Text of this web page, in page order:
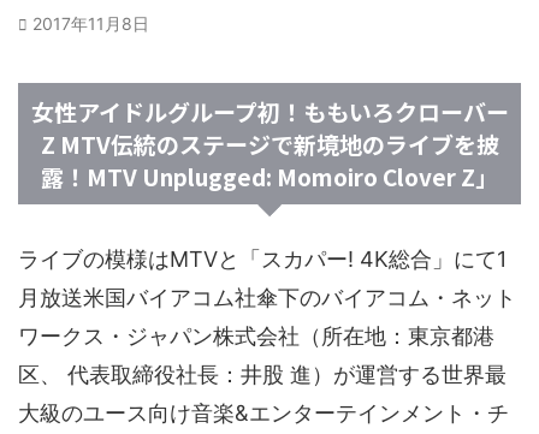
2017年11月8日
女性アイドルグループ初！ももいろクローバー
Z MTV伝統のステージで新境地のライブを披
露！MTV Unplugged: Momoiro Clover Z」
ライブの模様はMTVと「スカパー! 4K総合」にて1
月放送米国バイアコム社傘下のバイアコム・ネット
ワークス・ジャパン株式会社（所在地：東京都港
区、 代表取締役社長：井股 進）が運営する世界最
大級のユース向け音楽&エンターテインメント・チ